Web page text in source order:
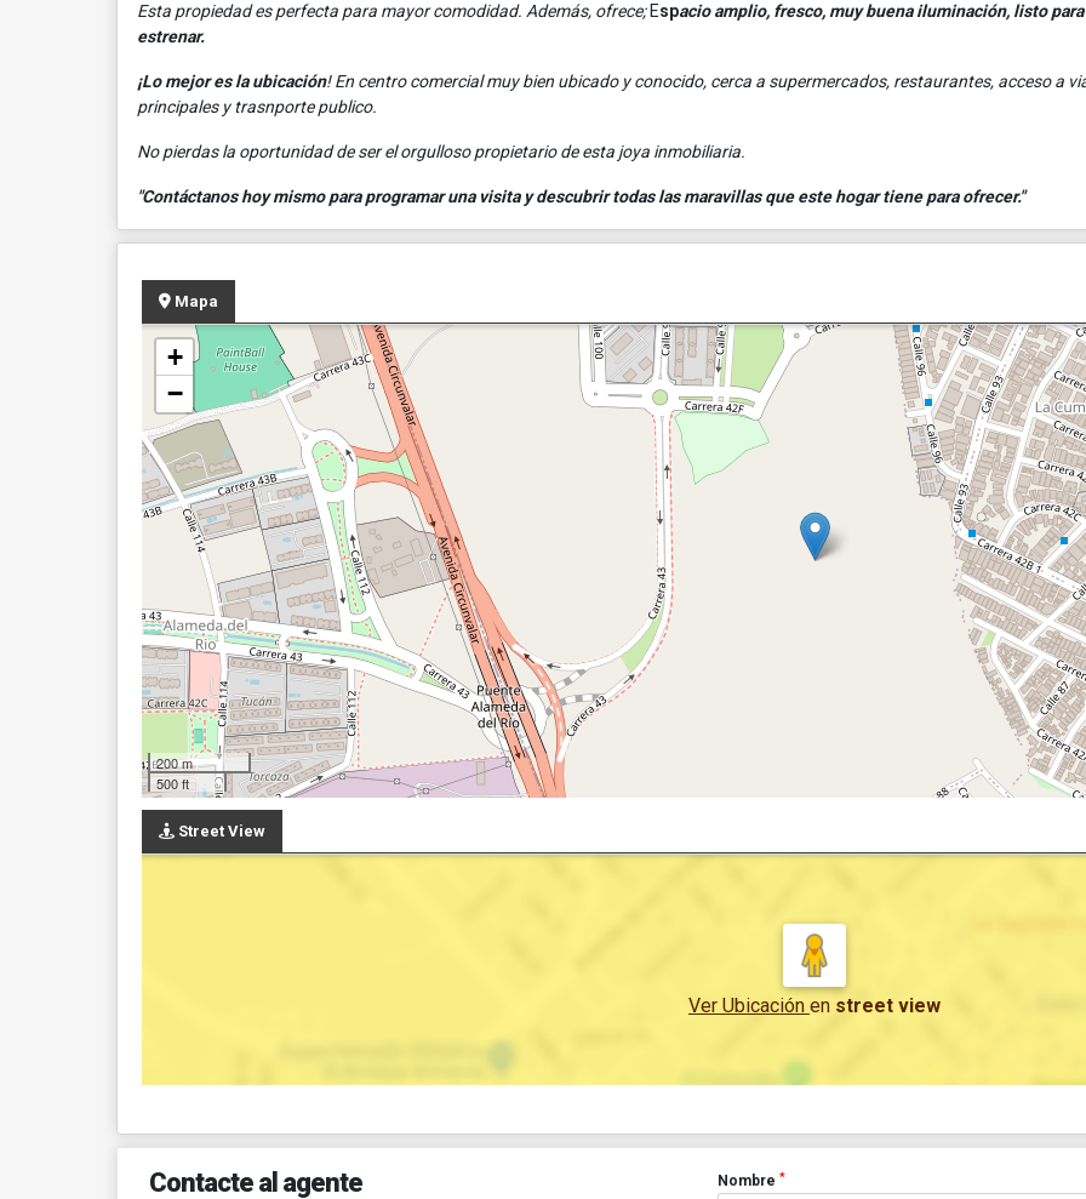
Esta propiedad es perfecta para mayor comodidad. Además, ofrece;Espacio amplio, fresco, muy buena iluminación, listo para
estrenar.
¡Lo mejor es la ubicación! En centro comercial muy bien ubicado y conocido, cerca a supermercados, restaurantes, acceso a
principales y trasnporte publico.
No pierdas la oportunidad de ser el orgulloso propietario de esta joya inmobiliaria.
"Contáctanos hoy mismo para programar una visita y descubrir todas las maravillas que este hogar tiene para ofrecer."
Mapa
+
−
200 m
500 ft
Street View
Ver Ubicación en street view
Contacte al agente Nombre*